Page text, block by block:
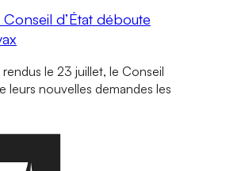
d’État déboute
rendus le 23 juillet, le Conseil
leurs nouvelles demandes les